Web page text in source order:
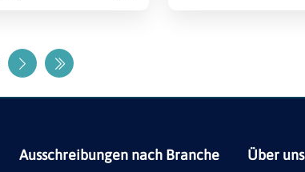
Nächste Seite
Letzte Seite
Ausschreibungen nach Branche Über uns